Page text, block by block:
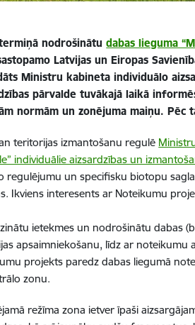
nodrošinātudabas lieguma
Latvijas un Eiropas
Ministru kabineta individuālo
pārvalde tuvākajā laikā
normām un zonējuma maiņu.
teritorijas izmantošanu regulē
individuālie aizsardzības un
regulējumu un specifisku biotopu
Ikviens interesents ar Noteikumu
ietekmes un nodrošinātu dabas
apsaimniekošanu, līdz ar noteikumu
projekts paredz dabas liegumā
zonu.
režīma zona ietver īpaši